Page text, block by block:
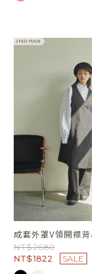
成套外罩V領開襟背
NT$2680
NT$1822
SALE